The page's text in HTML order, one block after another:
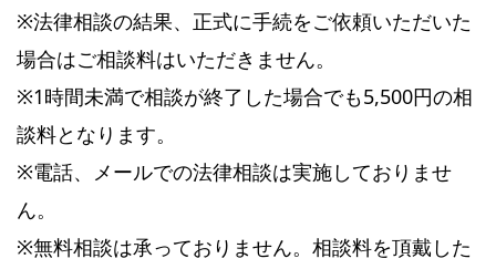
※法律相談の結果、正式に手続をご依頼いただいた
場合はご相談料はいただきません。
※1時間未満で相談が終了した場合でも5,500円の相
談料となります。
※電話、メールでの法律相談は実施しておりませ
ん。
※無料相談は承っておりません。相談料を頂戴した